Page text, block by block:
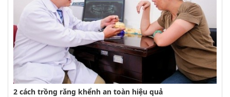
2 cách trồng răng khểnh an toàn hiệu quả